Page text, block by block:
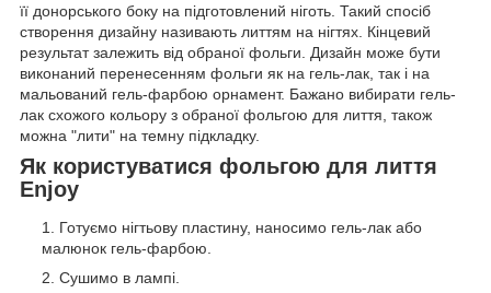
її донорського боку на підготовлений ніготь. Такий спосіб
створення дизайну називають литтям на нігтях. Кінцевий
результат залежить від обраної фольги. Дизайн може бути
виконаний перенесенням фольги як на гель-лак, так і на
мальований гель-фарбою орнамент. Бажано вибирати гель-
лак схожого кольору з обраної фольгою для лиття, також
можна "лити" на темну підкладку.
Як користуватися фольгою для лиття
Enjoy
Готуємо нігтьову пластину, наносимо гель-лак або
малюнок гель-фарбою.
Сушимо в лампі.